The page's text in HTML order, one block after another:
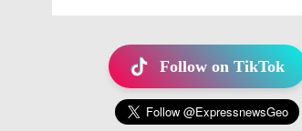
Follow on TikTok